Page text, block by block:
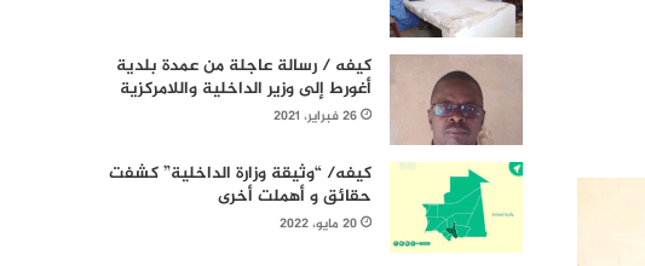
كيفه / رسالة عاجلة من عمدة بلدية
أغورط إلى وزير الداخلية واللامركزية
26 فبراير، 2021
كيفه/ “وثيقة وزارة الداخلية” كشفت
حقائق و أهملت أخرى
20 مايو، 2022